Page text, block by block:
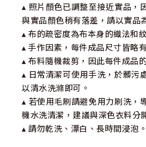
▴ 照片顏色已調整至接近實品，
與實品顏色稍有落差，請以實品
▴ 布的疏密度為布本身的織法和
▴ 手作因素，每件成品尺寸皆略
▴ 布料隨機裁剪，因此每件成品
▴ 日常清潔可使用手洗，於髒污
以清水洗滌即可。
▴ 若使用毛刷請避免用力刷洗，
機水洗清潔，建議與深色衣料分
▴ 請勿乾洗、漂白、長時間浸泡。